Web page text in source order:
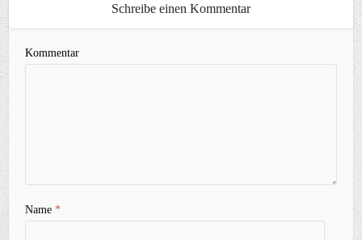
Schreibe einen Kommentar
Kommentar
Name*